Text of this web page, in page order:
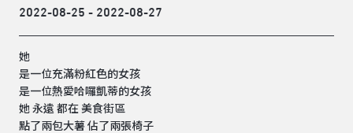
2022-08-25 - 2022-08-27
她
是一位充滿粉紅色的女孩
是一位熱愛哈囉凱蒂的女孩
她 永遠 都在 美食街區
點了兩包大薯 佔了兩張椅子